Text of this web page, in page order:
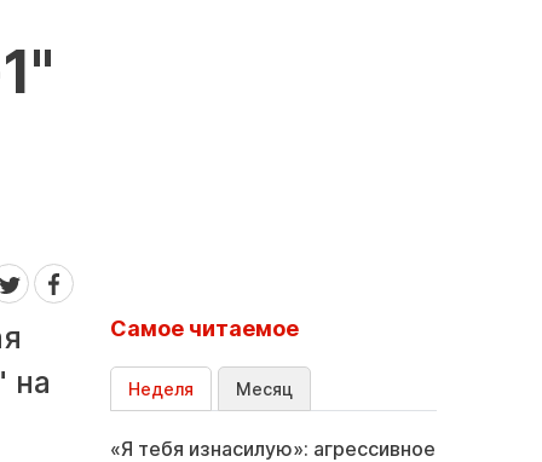
на
Самое читаемое
Неделя Месяц
«Я тебя изнасилую»: агрессивное